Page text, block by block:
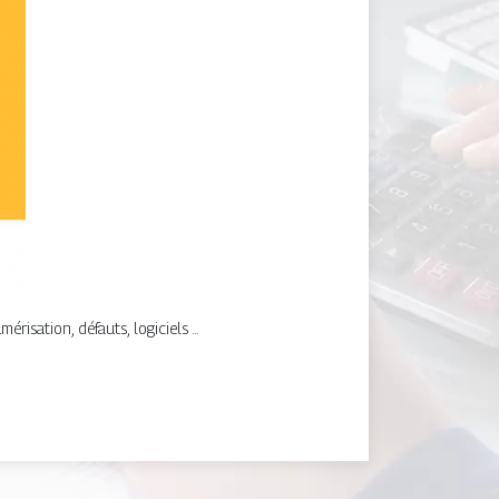
défauts, logiciels ...